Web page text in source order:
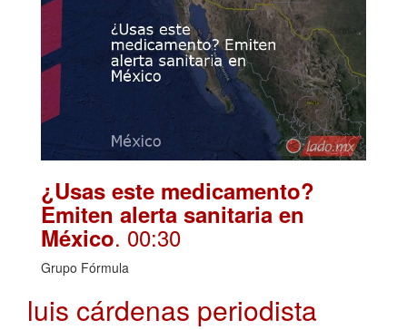
¿Usas este medicamento?
Emiten alerta sanitaria en
México. 00:30
Grupo Fórmula
luis cárdenas periodista